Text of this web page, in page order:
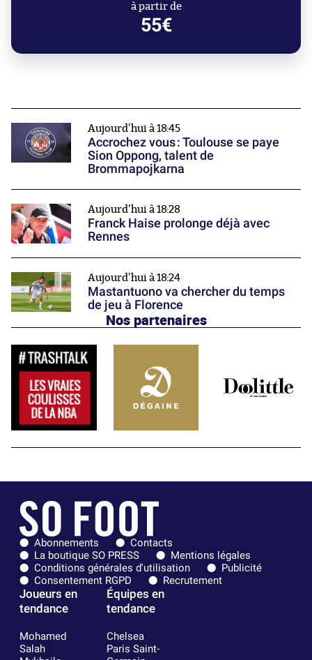
à partir de
55€
Aujourd'hui à 18:45
Accrochez vous : Toulouse se paye
Sion Oppong, talent de
Brommapojkarna
Aujourd'hui à 18:28
Franck Haise prolonge déjà avec
Rennes
Aujourd'hui à 18:24
Mastantuono va chercher du temps
de jeu à Florence
Nos partenaires
Abonnements
Contacts
La boutique SO PRESS
Mentions légales
Conditions générales d'utilisation
Publicité
Consentement RGPD
Recrutement
Joueurs en
tendance
Mohamed
Salah
Équipes en
tendance
Chelsea
Paris Saint-